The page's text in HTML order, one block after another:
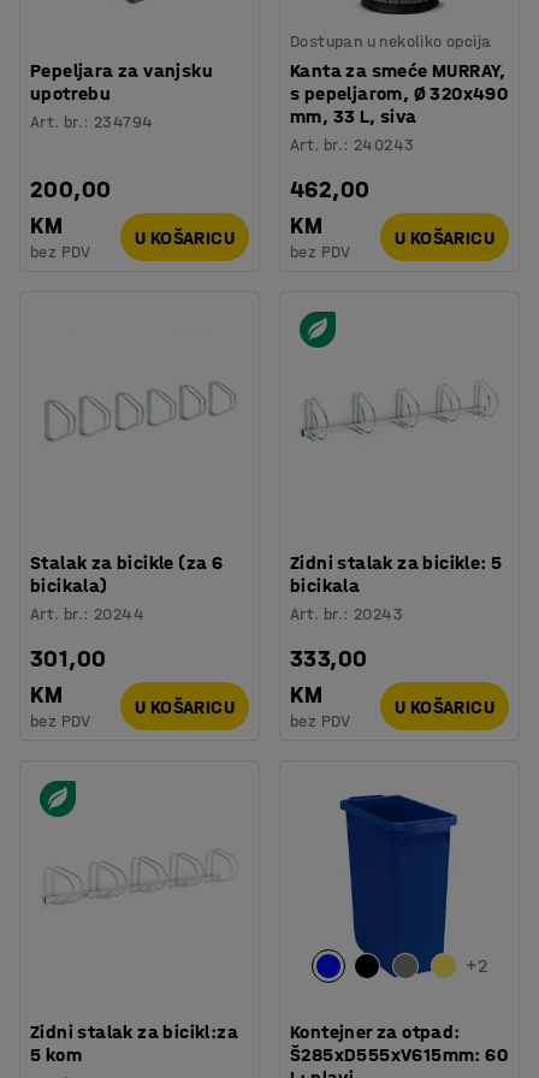
Pepeljara za vanjsku
upotrebu
Art. br.: 234794
200,00
KM
bez PDV
U KOŠARICU
Dostupan u nekoliko opcija
Kanta za smeće MURRAY,
s pepeljarom, Ø 320x490
mm, 33 L, siva
Art. br.: 240243
462,00
KM
bez PDV
U KOŠARICU
Stalak za bicikle (za 6
bicikala)
Art. br.: 20244
301,00
KM
bez PDV
U KOŠARICU
Zidni stalak za bicikle: 5
bicikala
Art. br.: 20243
333,00
KM
bez PDV
U KOŠARICU
Zidni stalak za bicikl:za
5 kom
+2
Kontejner za otpad:
Š285xD555xV615mm: 60